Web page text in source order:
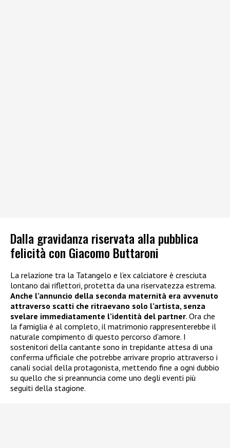
Dalla gravidanza riservata alla pubblica
felicità con Giacomo Buttaroni
La relazione tra la Tatangelo e l’ex calciatore è cresciuta
lontano dai riflettori, protetta da una riservatezza estrema.
Anche l’annuncio della seconda maternità era avvenuto
attraverso scatti che ritraevano solo l’artista, senza
svelare immediatamente l’identità del partner. Ora che
la famiglia è al completo, il matrimonio rappresenterebbe il
naturale compimento di questo percorso d’amore. I
sostenitori della cantante sono in trepidante attesa di una
conferma ufficiale che potrebbe arrivare proprio attraverso i
canali social della protagonista, mettendo fine a ogni dubbio
su quello che si preannuncia come uno degli eventi più
seguiti della stagione.